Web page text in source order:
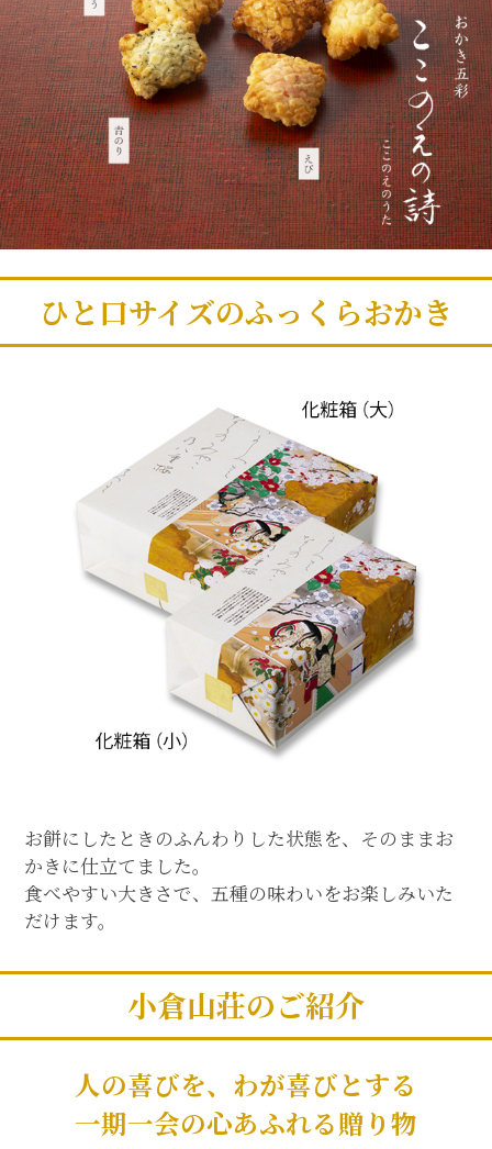
ひと口サイズのふっくらおかき
お餅にしたときのふんわりした状態を、そのままお
かきに仕立てました。
食べやすい大きさで、五種の味わいをお楽しみいた
だけます。
小倉山荘のご紹介
人の喜びを、わが喜びとする
一期一会の心あふれる贈り物